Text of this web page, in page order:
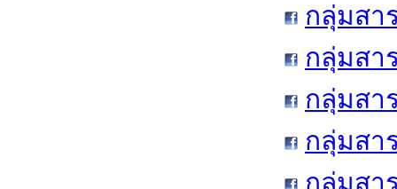
กลุ่มสา
กลุ่มสา
กลุ่มสา
กลุ่มสา
กลุ่มสา